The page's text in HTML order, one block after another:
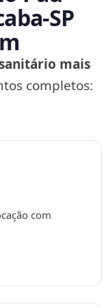
mais
completos:
com